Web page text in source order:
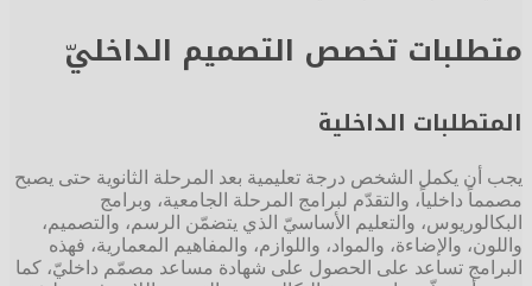
متطلبات تخصص التصميم الداخليّ
المتطلبات الداخلية
يجب أن يكمل الشخص درجة تعليمية بعد المرحلة الثانوية حتى يصبح
مصمماً داخلياً، والتقدّم لبرامج المرحلة الجامعية، وبرامج
البكالوريوس، والتعليم الأساسيّ الذي يتضمّن الرسم، والتصميم،
واللون، والإضاءة، والمواد، واللوازم، والمفاهيم المعمارية، فهذه
البرامج تساعد على الحصول على شهادة مساعد مصمّم داخليّ، كما